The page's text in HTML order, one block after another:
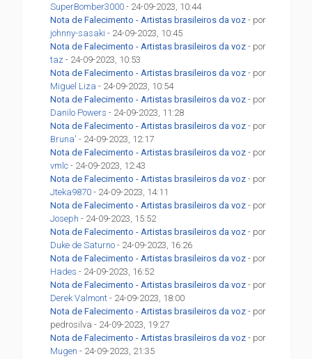
SuperBomber3000 - 24-09-2023, 10:44
Nota de Falecimento - Artistas brasileiros da voz - por
johnny-sasaki - 24-09-2023, 10:45
Nota de Falecimento - Artistas brasileiros da voz - por
taz - 24-09-2023, 10:53
Nota de Falecimento - Artistas brasileiros da voz - por
Miguel Liza - 24-09-2023, 10:54
Nota de Falecimento - Artistas brasileiros da voz - por
Danilo Powers - 24-09-2023, 11:28
Nota de Falecimento - Artistas brasileiros da voz - por
Bruna' - 24-09-2023, 12:17
Nota de Falecimento - Artistas brasileiros da voz - por
vmlc - 24-09-2023, 12:43
Nota de Falecimento - Artistas brasileiros da voz - por
Jteka9870 - 24-09-2023, 14:11
Nota de Falecimento - Artistas brasileiros da voz - por
Joseph - 24-09-2023, 15:52
Nota de Falecimento - Artistas brasileiros da voz - por
Duke de Saturno - 24-09-2023, 16:26
Nota de Falecimento - Artistas brasileiros da voz - por
Hades - 24-09-2023, 16:52
Nota de Falecimento - Artistas brasileiros da voz - por
Derek Valmont - 24-09-2023, 18:00
Nota de Falecimento - Artistas brasileiros da voz - por
pedrosilva - 24-09-2023, 19:27
Nota de Falecimento - Artistas brasileiros da voz - por
Mugen - 24-09-2023, 21:35